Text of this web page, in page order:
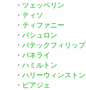
・ ツェッペリン
・ ティソ
・ ティファニー
・ バシュロン
・ パテックフィリップ
・ パネライ
・ ハミルトン
・ ハリーウィンストン
・ ピアジェ